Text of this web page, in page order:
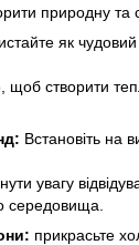
природну та
як
щоб створити
Встановіть на
увагу
середовища.
прикрасьте